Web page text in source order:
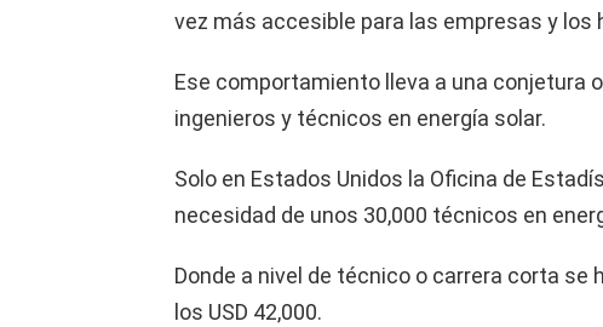
vez más accesible para las empresas y los
Ese comportamiento lleva a una conjetura
ingenieros y técnicos en energía solar.
Solo en Estados Unidos la Oficina de
necesidad de unos 30,000 técnicos en
Donde a nivel de técnico o carrera corta se
los USD 42,000.